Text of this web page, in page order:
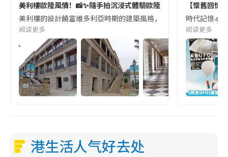
美利樓歐陸風情！📸✨隨手拍沉浸式體驗歐陸氛圍
美利樓的設計饒富維多利亞時期的建築風格，由中環搬到赤柱
阅读更多
【懷舊回憶
時代記憶🛸
阅读更多
港生活人气好去处